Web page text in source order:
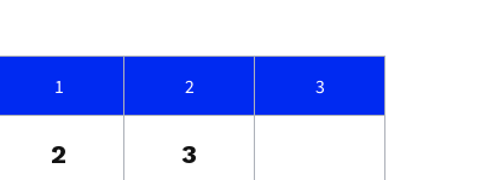
1 2 3
2 3